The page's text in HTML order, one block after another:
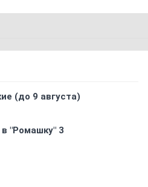
(до 9 августа)
"Ромашку" 3